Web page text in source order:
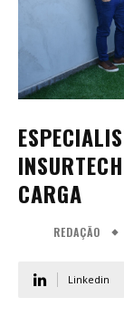
CARGA
REDAÇÃO
Linkedin